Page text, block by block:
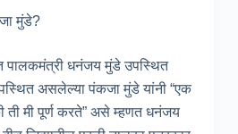
मुंडे?
पालकमंत्री धनंजय मुंडे उपस्थित
असलेल्या पंकजा मुंडे यांनी “एक
ती मी पूर्ण करते” असे म्हणत धनंजय